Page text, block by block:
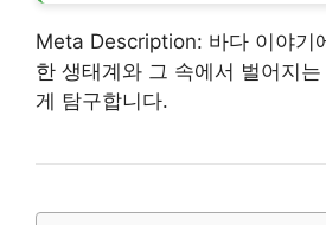
Meta Description: 바다 이야기
한 생태계와 그 속에서 벌어지
게 탐구합니다.